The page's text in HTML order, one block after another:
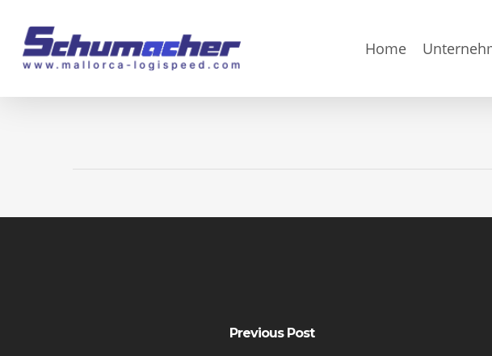
main
Home
Previous Post